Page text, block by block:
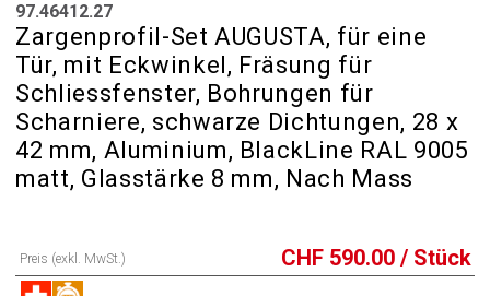
97.46412.27
Zargenprofil-Set AUGUSTA, für eine
Tür, mit Eckwinkel, Fräsung für
Schliessfenster, Bohrungen für
Scharniere, schwarze Dichtungen, 28 x
42 mm, Aluminium, BlackLine RAL 9005
matt, Glasstärke 8 mm, Nach Mass
Preis (exkl. MwSt.) CHF 590.00 / Stück